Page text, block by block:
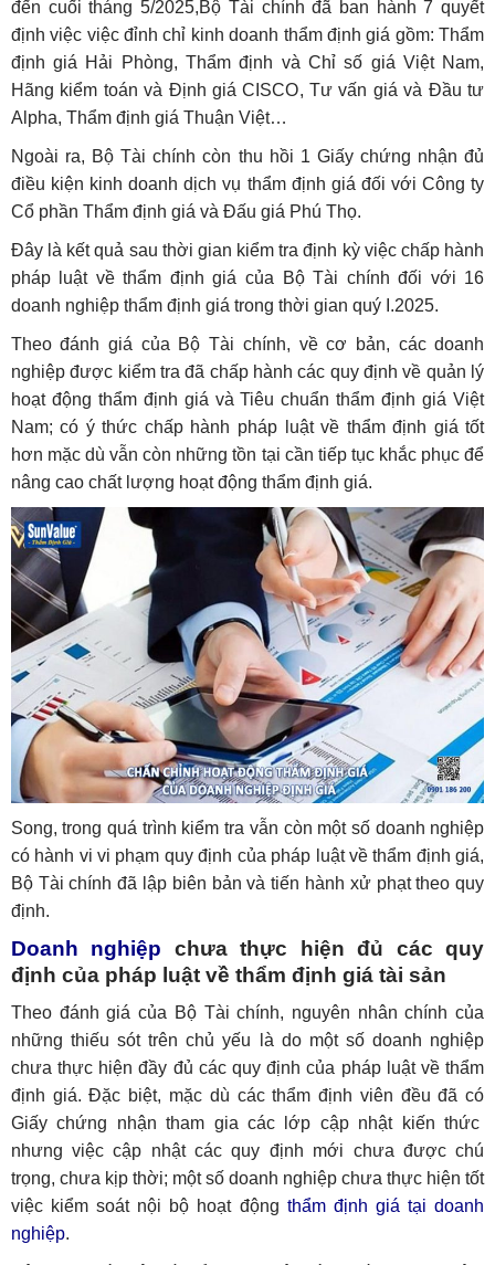
đến cuối tháng 5/2025,Bộ Tài chính đã ban hành 7 quyết
định việc việc đỉnh chỉ kinh doanh thẩm định giá gồm: Thẩm
định giá Hải Phòng, Thẩm định và Chỉ số giá Việt Nam,
Hãng kiểm toán và Định giá CISCO, Tư vấn giá và Đầu tư
Alpha, Thẩm định giá Thuận Việt…
Ngoài ra, Bộ Tài chính còn thu hồi 1 Giấy chứng nhận đủ
điều kiện kinh doanh dịch vụ thẩm định giá đối với Công ty
Cổ phần Thẩm định giá và Đấu giá Phú Thọ.
Đây là kết quả sau thời gian kiểm tra định kỳ việc chấp hành
pháp luật về thẩm định giá của Bộ Tài chính đối với 16
doanh nghiệp thẩm định giá trong thời gian quý I.2025.
Theo đánh giá của Bộ Tài chính, về cơ bản, các doanh
nghiệp được kiểm tra đã chấp hành các quy định về quản lý
hoạt động thẩm định giá và Tiêu chuẩn thẩm định giá Việt
Nam; có ý thức chấp hành pháp luật về thẩm định giá tốt
hơn mặc dù vẫn còn những tồn tại cần tiếp tục khắc phục để
nâng cao chất lượng hoạt động thẩm định giá.
Song, trong quá trình kiểm tra vẫn còn một số doanh nghiệp
có hành vi vi phạm quy định của pháp luật về thẩm định giá,
Bộ Tài chính đã lập biên bản và tiến hành xử phạt theo quy
định.
Doanh nghiệp chưa thực hiện đủ các quy
định của pháp luật về thẩm định giá tài sản
Theo đánh giá của Bộ Tài chính, nguyên nhân chính của
những thiếu sót trên chủ yếu là do một số doanh nghiệp
chưa thực hiện đầy đủ các quy định của pháp luật về thẩm
định giá. Đặc biệt, mặc dù các thẩm định viên đều đã có
Giấy chứng nhận tham gia các lớp cập nhật kiến thức
nhưng việc cập nhật các quy định mới chưa được chú
trọng, chưa kịp thời; một số doanh nghiệp chưa thực hiện tốt
việc kiểm soát nội bộ hoạt động thẩm định giá tại doanh
nghiệp.